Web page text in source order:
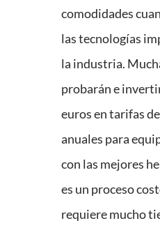
comodidades
las tecnologías
la industria.
probarán e
euros en tarifas
anuales para
con las mejores
es un proceso
requiere mucho